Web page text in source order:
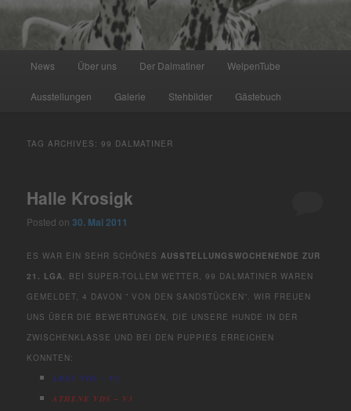
News Über uns Der Dalmatiner WelpenTube
Ausstellungen Galerie Stehbilder Gästebuch
TAG ARCHIVES:99 DALMATINER
Halle Krosigk
Posted on30. Mai 2011
ES WAR EIN SEHR SCHÖNESAUSSTELLUNGSWOCHENENDE ZUR
21. LGA, BEI SUPER-TOLLEM WETTER, 99 DALMATINER WAREN
GEMELDET, 4 DAVON ” VON DEN SANDSTÜCKEN”. WIR FREUEN
UNS ÜBER DIE BEWERTUNGEN, DIE UNSERE HUNDE IN DER
ZWISCHENKLASSE UND BEI DEN PUPPIES ERREICHEN
KONNTEN:
ARES VDS – V2
ATHENE VDS – V3